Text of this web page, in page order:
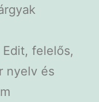
Edit, felelős,
nyelv és